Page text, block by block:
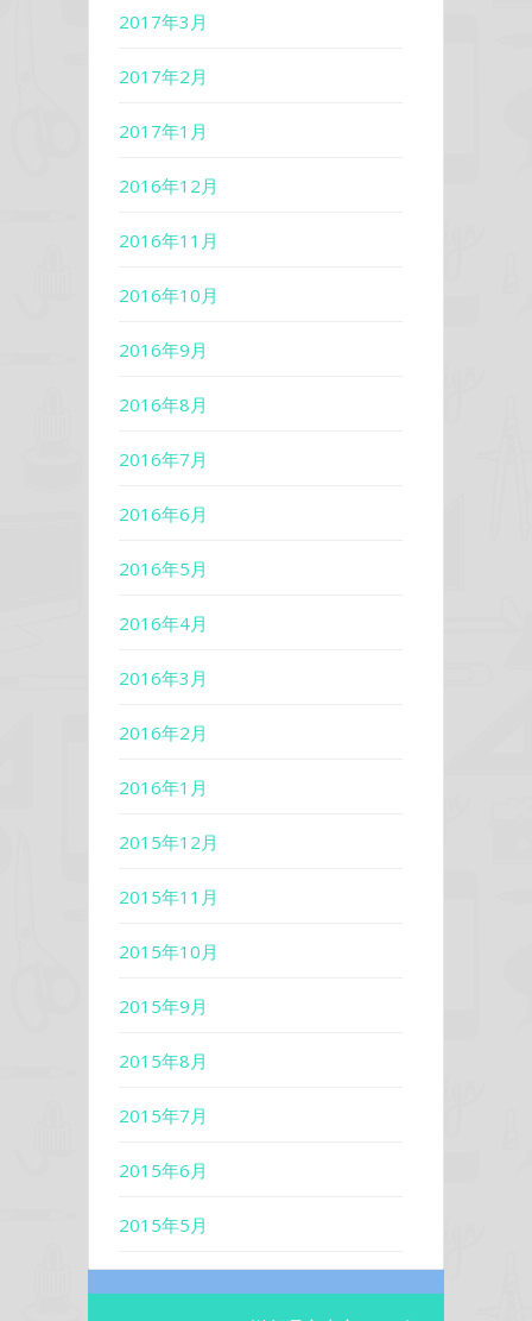
2017年3月
2017年2月
2017年1月
2016年12月
2016年11月
2016年10月
2016年9月
2016年8月
2016年7月
2016年6月
2016年5月
2016年4月
2016年3月
2016年2月
2016年1月
2015年12月
2015年11月
2015年10月
2015年9月
2015年8月
2015年7月
2015年6月
2015年5月